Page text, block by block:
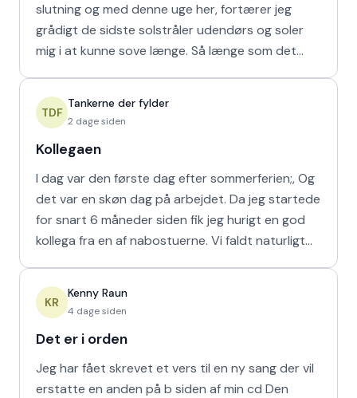
slutning og med denne uge her, fortærer jeg
grådigt de sidste solstråler udendørs og soler
mig i at kunne sove længe. Så længe som det
TDF
Tankerne der fylder
2 dage siden
Kollegaen
I dag var den første dag efter sommerferien;, Og
det var en skøn dag på arbejdet. Da jeg startede
for snart 6 måneder siden fik jeg hurigt en god
kollega fra en af nabostuerne. Vi faldt naturligt
KR
Kenny Raun
4 dage siden
Det er i orden
Jeg har fået skrevet et vers til en ny sang der vil
erstatte en anden på b siden af min cd Den